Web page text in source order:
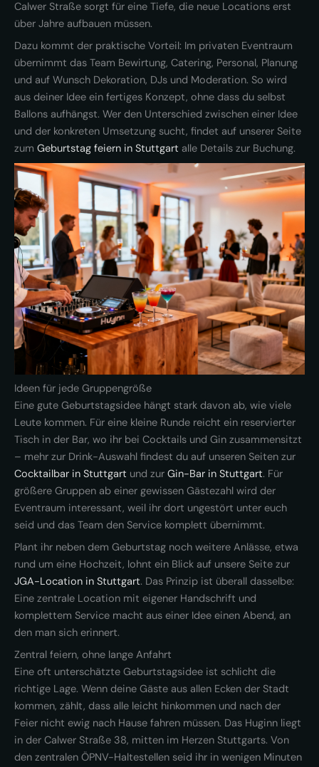
Calwer Straße sorgt für eine Tiefe, die neue Locations erst
über Jahre aufbauen müssen.
Dazu kommt der praktische Vorteil: Im privaten Eventraum
übernimmt das Team Bewirtung, Catering, Personal, Planung
und auf Wunsch Dekoration, DJs und Moderation. So wird
aus deiner Idee ein fertiges Konzept, ohne dass du selbst
Ballons aufhängst. Wer den Unterschied zwischen einer Idee
und der konkreten Umsetzung sucht, findet auf unserer Seite
zum Geburtstag feiern in Stuttgart alle Details zur Buchung.
Ideen für jede Gruppengröße
Eine gute Geburtstagsidee hängt stark davon ab, wie viele
Leute kommen. Für eine kleine Runde reicht ein reservierter
Tisch in der Bar, wo ihr bei Cocktails und Gin zusammensitzt
– mehr zur Drink-Auswahl findest du auf unseren Seiten zur
Cocktailbar in Stuttgart und zur Gin-Bar in Stuttgart. Für
größere Gruppen ab einer gewissen Gästezahl wird der
Eventraum interessant, weil ihr dort ungestört unter euch
seid und das Team den Service komplett übernimmt.
Plant ihr neben dem Geburtstag noch weitere Anlässe, etwa
rund um eine Hochzeit, lohnt ein Blick auf unsere Seite zur
JGA-Location in Stuttgart. Das Prinzip ist überall dasselbe:
Eine zentrale Location mit eigener Handschrift und
komplettem Service macht aus einer Idee einen Abend, an
den man sich erinnert.
Zentral feiern, ohne lange Anfahrt
Eine oft unterschätzte Geburtstagsidee ist schlicht die
richtige Lage. Wenn deine Gäste aus allen Ecken der Stadt
kommen, zählt, dass alle leicht hinkommen und nach der
Feier nicht ewig nach Hause fahren müssen. Das Huginn liegt
in der Calwer Straße 38, mitten im Herzen Stuttgarts. Von
den zentralen ÖPNV-Haltestellen seid ihr in wenigen Minuten